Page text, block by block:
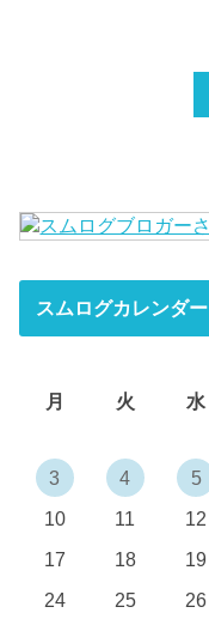
スムログカレンダー
月
火 水
3
4 5
10
11 12
17
18 19
24
25 26